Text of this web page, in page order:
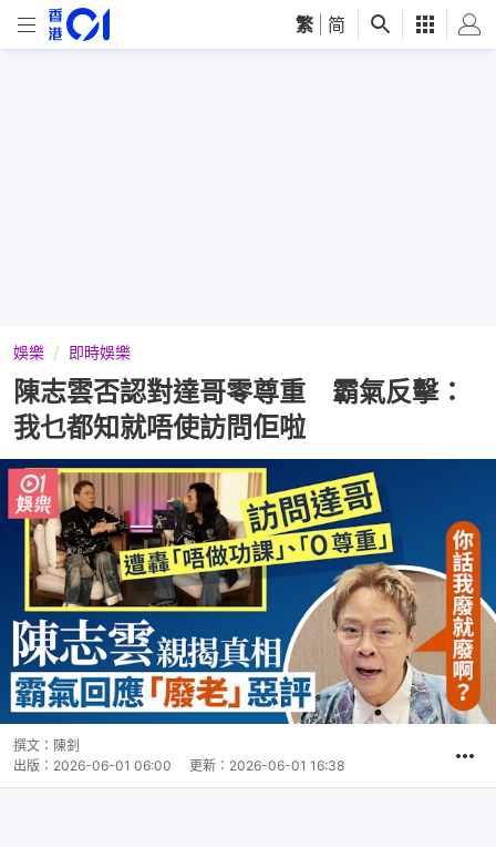
繁 简
娛樂 即時娛樂
陳志雲否認對達哥零尊重 霸氣反擊：
我乜都知就唔使訪問佢啦
撰文： 陳釗
出版： 2026-06-01 06:00 更新： 2026-06-01 16:38